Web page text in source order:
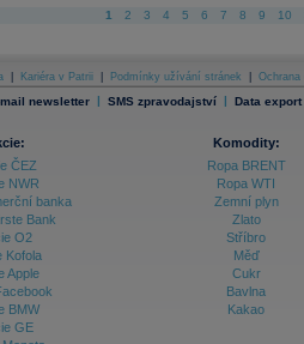
1 2 3 4 5 6 7 8 9 10
Kariéra v Patrii Podmínky užívání stránek Ochrana
newsletter | SMS zpravodajství | Data export
ČEZ
NWR
banka
Bank
O2
Kofola
Apple
BMW
GE
Komodity:
Ropa BRENT
Ropa WTI
Zemní plyn
Zlato
Stříbro
Měď
Cukr
Bavlna
Kakao